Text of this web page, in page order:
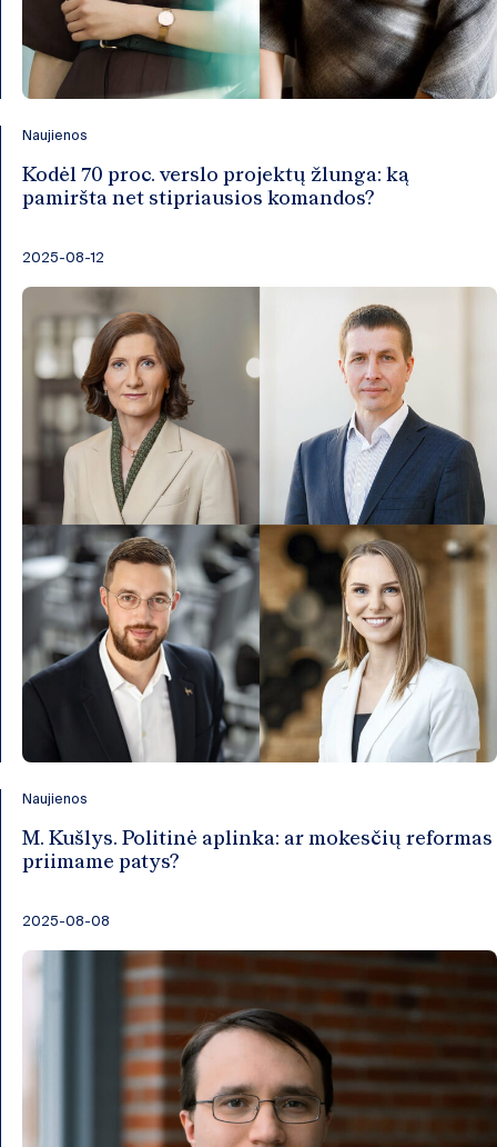
Naujienos
Kodėl 70 proc. verslo projektų žlunga: ką
pamiršta net stipriausios komandos?
2025-08-12
Naujienos
M. Kušlys. Politinė aplinka: ar mokesčių reformas
priimame patys?
2025-08-08